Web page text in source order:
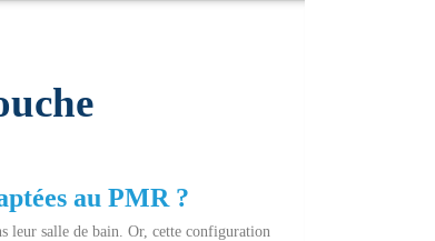
au PMR ?
leur salle de bain. Or, cette configuration